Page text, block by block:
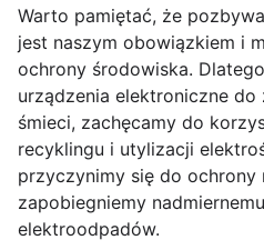
Warto pamiętać, że
jest naszym obowiązkiem i
ochrony środowiska.
urządzenia elektroniczne do
śmieci, zachęcamy do
recyklingu i utylizacji
przyczynimy się do ochrony
zapobiegniemy
elektroodpadów.